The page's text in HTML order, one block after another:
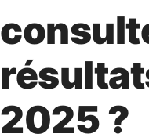
2025 ?